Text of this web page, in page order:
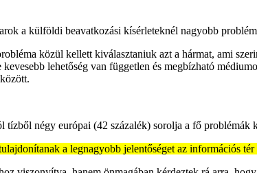
a külföldi beavatkozási kísérleteknél nagyobb
közül kellett kiválasztaniuk azt a hármat, ami
lehetőség van független és megbízható
tízből négy európai (42 százalék) sorolja a fő
a legnagyobb jelentőséget az információs